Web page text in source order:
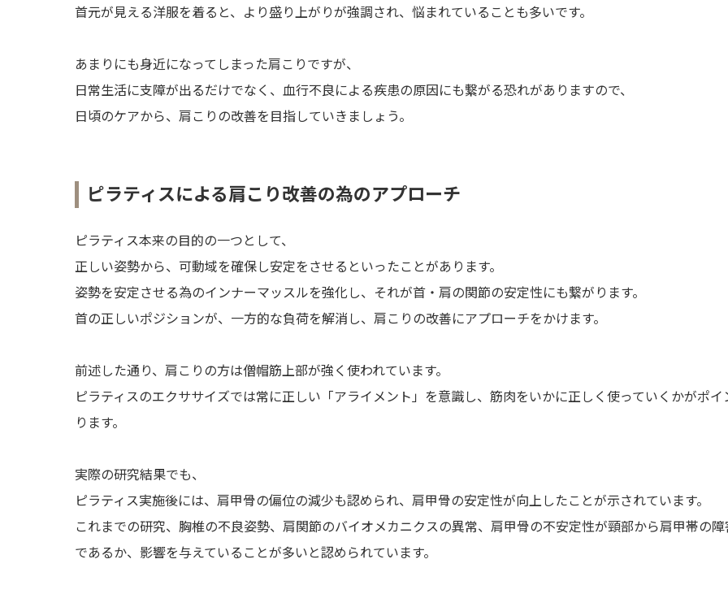
首元が見える洋服を着ると、より盛り上がりが強調され、悩まれていることも多いです。
あまりにも身近になってしまった肩こりですが、
日常生活に支障が出るだけでなく、血行不良による疾患の原因にも繋がる恐れがありますので、
日頃のケアから、肩こりの改善を目指していきましょう。
ピラティスによる肩こり改善の為のアプローチ
ピラティス本来の目的の一つとして、
正しい姿勢から、可動域を確保し安定をさせるといったことがあります。
姿勢を安定させる為のインナーマッスルを強化し、それが首・肩の関節の安定性にも繋がります。
首の正しいポジションが、一方的な負荷を解消し、肩こりの改善にアプローチをかけます。
前述した通り、肩こりの方は僧帽筋上部が強く使われています。
ピラティスのエクササイズでは常に正しい「アライメント」を意識し、筋肉をいかに正しく使っていくかがポイ
ります。
実際の研究結果でも、
ピラティス実施後には、肩甲骨の偏位の減少も認められ、肩甲骨の安定性が向上したことが示されています。
これまでの研究、胸椎の不良姿勢、肩関節のバイオメカニクスの異常、肩甲骨の不安定性が頸部から肩甲帯の
であるか、影響を与えていることが多いと認められています。